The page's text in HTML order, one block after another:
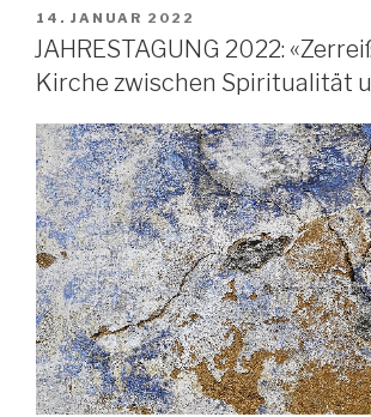
VERÖFFENTLICHT
AM
14. JANUAR 2022
JAHRESTAGUNG 2022:
Kirche zwischen Spiritualität